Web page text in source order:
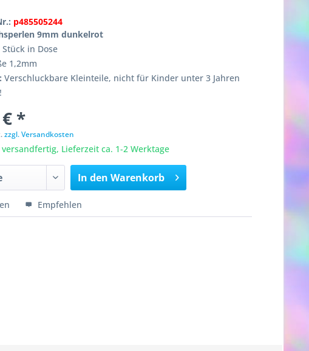
p485505244
9mm dunkelrot
in Dose
1,2mm
Verschluckbare Kleinteile, nicht für Kinder unter 3 Jahren
*
zzgl. Versandkosten
Lieferzeit ca. 1-2 Werktage
In den Warenkorb
Empfehlen